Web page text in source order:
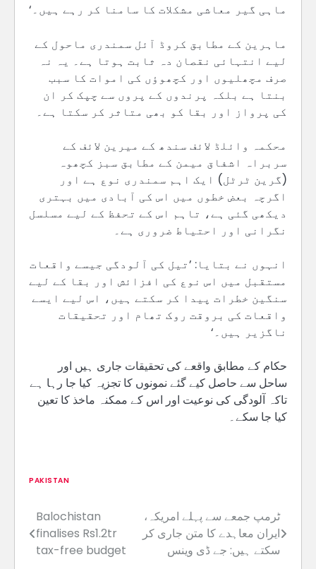
ماہی گیر معاشی مشکلات کا سامنا کر رہے ہیں۔‘
ماہرین کے مطابق کروڈ آئل سمندری ماحول کے
لیے انتہائی نقصان دہ ثابت ہوتا ہے۔ یہ نہ
صرف مچھلیوں اور کچھوؤں کی اموات کا سبب
بنتا ہے بلکہ پرندوں کے پروں سے چپک کر ان
کی پرواز اور بقا کو بھی متاثر کر سکتا ہے۔
محکمہ وائلڈ لائف سندھ کے میرین لائف کے
سربراہ اشفاق میمن کے مطابق سبز کچھوہ
(گرین ٹرٹل) ایک اہم سمندری نوع ہے اور
اگرچہ بعض خطوں میں اس کی آبادی میں بہتری
دیکھی گئی ہے، تاہم اس کے تحفظ کے لیے مسلسل
نگرانی اور احتیاط ضروری ہے۔
انہوں نے بتایا: ’تیل کی آلودگی جیسے واقعات
مستقبل میں اس نوع کی افزائش اور بقا کے لیے
سنگین خطرات پیدا کر سکتے ہیں، اس لیے ایسے
واقعات کی بروقت روک تھام اور تحقیقات
ناگزیر ہیں۔‘
حکام کے مطابق واقعے کی تحقیقات جاری ہیں اور
ساحل سے حاصل کیے گئے نمونوں کا تجزیہ کیا جا رہا ہے
تاکہ آلودگی کی نوعیت اور اس کے ممکنہ ماخذ کا تعین
کیا جا سکے۔
PAKISTAN
Post
navigation
Balochistan
finalises Rs1.2tr
tax-free budget
ٹرمپ جمعے سے پہلے امریکہ،
ایران معاہدے کا متن جاری کر
سکتے ہیں: جے ڈی وینس